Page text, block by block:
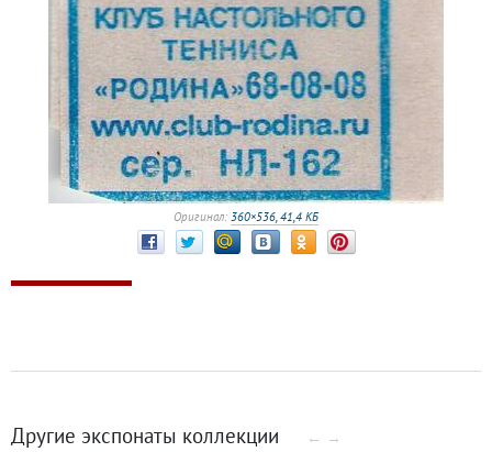
Оригинал: 360×536, 41,4 КБ
Другие экспонаты коллекции ← →